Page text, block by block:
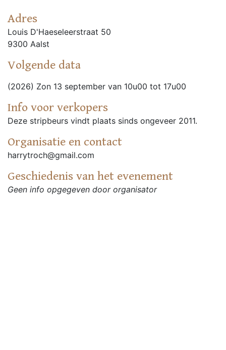
Adres
Louis D'Haeseleerstraat 50
9300 Aalst
Volgende data
(2026) Zon 13 september van 10u00 tot 17u00
Info voor verkopers
Deze stripbeurs vindt plaats sinds ongeveer 2011.
Organisatie en contact
harrytroch@gmail.com
Geschiedenis van het evenement
Geen info opgegeven door organisator